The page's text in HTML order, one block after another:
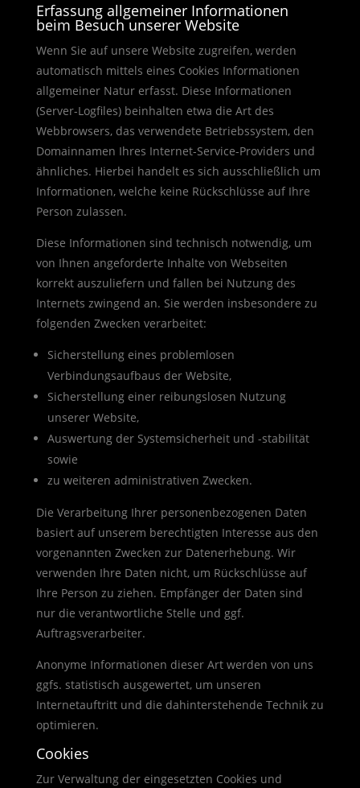
Erfassung allgemeiner Informationen
beim Besuch unserer Website
Wenn Sie auf unsere Website zugreifen, werden
automatisch mittels eines Cookies Informationen
allgemeiner Natur erfasst. Diese Informationen
(Server-Logfiles) beinhalten etwa die Art des
Webbrowsers, das verwendete Betriebssystem, den
Domainnamen Ihres Internet-Service-Providers und
ähnliches. Hierbei handelt es sich ausschließlich um
Informationen, welche keine Rückschlüsse auf Ihre
Person zulassen.
Diese Informationen sind technisch notwendig, um
von Ihnen angeforderte Inhalte von Webseiten
korrekt auszuliefern und fallen bei Nutzung des
Internets zwingend an. Sie werden insbesondere zu
folgenden Zwecken verarbeitet:
Sicherstellung eines problemlosen
Verbindungsaufbaus der Website,
Sicherstellung einer reibungslosen Nutzung
unserer Website,
Auswertung der Systemsicherheit und -stabilität
sowie
zu weiteren administrativen Zwecken.
Die Verarbeitung Ihrer personenbezogenen Daten
basiert auf unserem berechtigten Interesse aus den
vorgenannten Zwecken zur Datenerhebung. Wir
verwenden Ihre Daten nicht, um Rückschlüsse auf
Ihre Person zu ziehen. Empfänger der Daten sind
nur die verantwortliche Stelle und ggf.
Auftragsverarbeiter.
Anonyme Informationen dieser Art werden von uns
ggfs. statistisch ausgewertet, um unseren
Internetauftritt und die dahinterstehende Technik zu
optimieren.
Cookies
Zur Verwaltung der eingesetzten Cookies und